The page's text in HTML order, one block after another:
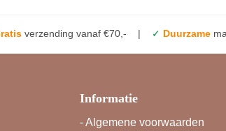
verzending vanaf €70,- | ✓ Duurzame
Informatie
-Algemene voorwaarden